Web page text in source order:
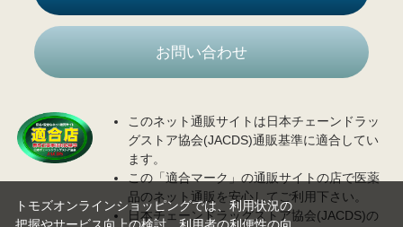
お問い合わせ
このネット通販サイトは日本チェーンドラッ
グストア協会(JACDS)通販基準に適合してい
ます。
この「適合マーク」の通販サイトの店で医薬
品のネット通販を安心してご利用下さい。
日本チェーンドラッグストア協会(JACDS)の
トモズオンラインショッピングでは、利用状況の